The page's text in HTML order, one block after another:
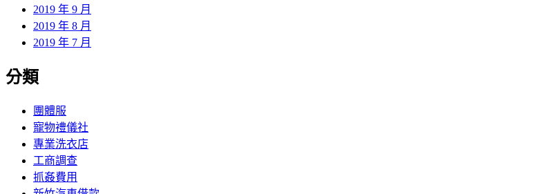
2019 年 9 月
2019 年 8 月
2019 年 7 月
分類
團體服
寵物禮儀社
專業洗衣店
工商調查
抓姦費用